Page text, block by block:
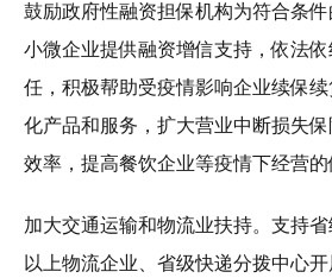
鼓励政府性融资担保机构为符合条
小微企业提供融资增信支持，依法
任，积极帮助受疫情影响企业续保
化产品和服务，扩大营业中断损失
效率，提高餐饮企业等疫情下经营的
加大交通运输和物流业扶持。支持
以上物流企业、省级快递分拨中心